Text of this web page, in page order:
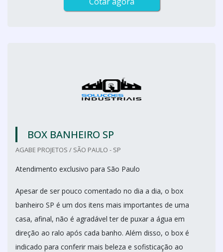
BOX BANHEIRO SP
AGABE PROJETOS / SÃO PAULO - SP
Atendimento exclusivo para São Paulo
Apesar de ser pouco comentado no dia a dia, o box
banheiro SP é um dos itens mais importantes de uma
casa, afinal, não é agradável ter de puxar a água em
direção ao ralo após cada banho. Além disso, o box é
indicado para conferir mais beleza e sofisticação ao